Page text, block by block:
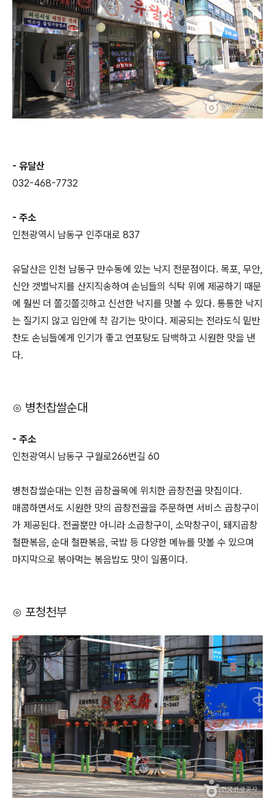
- 유달산
032-468-7732
- 주소
인천광역시 남동구 인주대로 837
유달산은 인천 남동구 만수동에 있는 낙지 전문점이다. 목포, 무안,
신안 갯벌낙지를 산지직송하여 손님들의 식탁 위에 제공하기 때문
에 훨씬 더 쫄깃쫄깃하고 신선한 낙지를 맛볼 수 있다. 통통한 낙지
는 질기지 않고 입안에 착 감기는 맛이다. 제공되는 전라도식 밑반
찬도 손님들에게 인기가 좋고 연포탕도 담백하고 시원한 맛을 낸
다.
⊙ 병천찹쌀순대
- 주소
인천광역시 남동구 구월로266번길 60
병천찹쌀순대는 인천 곱창골목에 위치한 곱창전골 맛집이다.
매콤하면서도 시원한 맛의 곱창전골을 주문하면 서비스 곱창구이
가 제공된다. 전골뿐만 아니라 소곱창구이, 소막창구이, 돼지곱창
철판볶음, 순대 철판볶음, 국밥 등 다양한 메뉴를 맛볼 수 있으며
마지막으로 볶아먹는 볶음밥도 맛이 일품이다.
⊙ 포청천부